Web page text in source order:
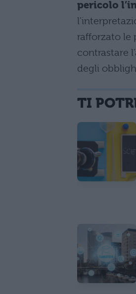
pericolo
rafforzato le
contrastare
degli
TI